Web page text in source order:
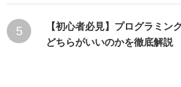
5
【初心者必見】プログラミン
どちらがいいのかを徹底解説